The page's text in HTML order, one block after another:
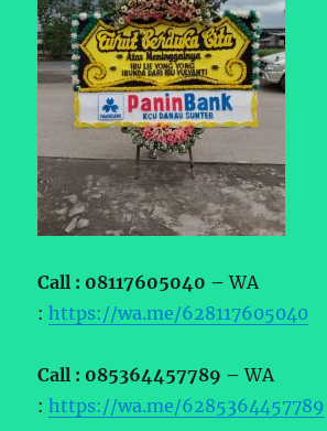
Call : 08117605040 –WA
:https://wa.me/628117605040
Call : 085364457789 –WA
:https://wa.me/6285364457789